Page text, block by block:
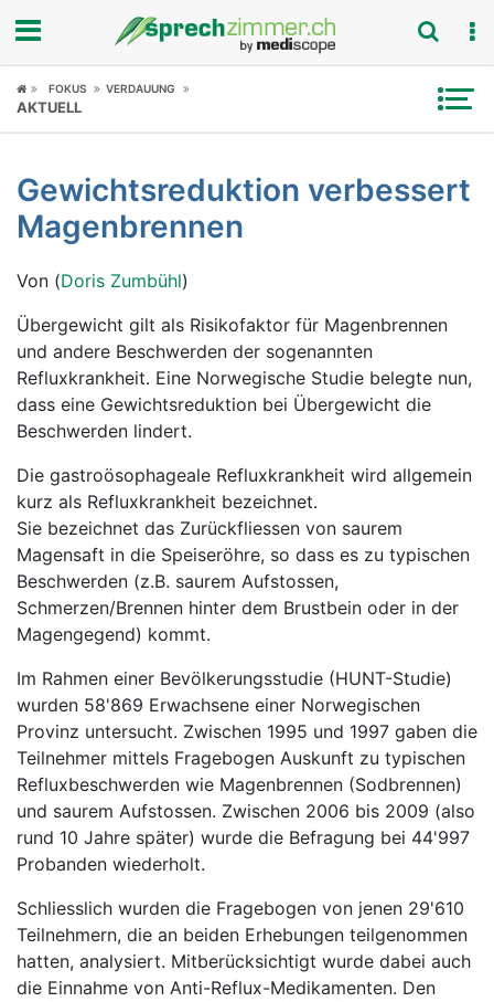
Fokus
Symptome
Untersuchungen
Ratgeber
Rubriken
FOKUS VERDAUUNG
AKTUELL
Gewichtsreduktion verbessert
Magenbrennen
Von (Doris Zumbühl)
Übergewicht gilt als Risikofaktor für Magenbrennen
und andere Beschwerden der sogenannten
Refluxkrankheit. Eine Norwegische Studie belegte nun,
dass eine Gewichtsreduktion bei Übergewicht die
Beschwerden lindert.
Die gastroösophageale Refluxkrankheit wird allgemein
kurz als Refluxkrankheit bezeichnet.
Sie bezeichnet das Zurückfliessen von saurem
Magensaft in die Speiseröhre, so dass es zu typischen
Beschwerden (z.B. saurem Aufstossen,
Schmerzen/Brennen hinter dem Brustbein oder in der
Magengegend) kommt.
Im Rahmen einer Bevölkerungsstudie (HUNT-Studie)
wurden 58'869 Erwachsene einer Norwegischen
Provinz untersucht. Zwischen 1995 und 1997 gaben die
Teilnehmer mittels Fragebogen Auskunft zu typischen
Refluxbeschwerden wie Magenbrennen (Sodbrennen)
und saurem Aufstossen. Zwischen 2006 bis 2009 (also
rund 10 Jahre später) wurde die Befragung bei 44'997
Probanden wiederholt.
Schliesslich wurden die Fragebogen von jenen 29'610
Teilnehmern, die an beiden Erhebungen teilgenommen
hatten, analysiert. Mitberücksichtigt wurde dabei auch
die Einnahme von Anti-Reflux-Medikamenten. Den